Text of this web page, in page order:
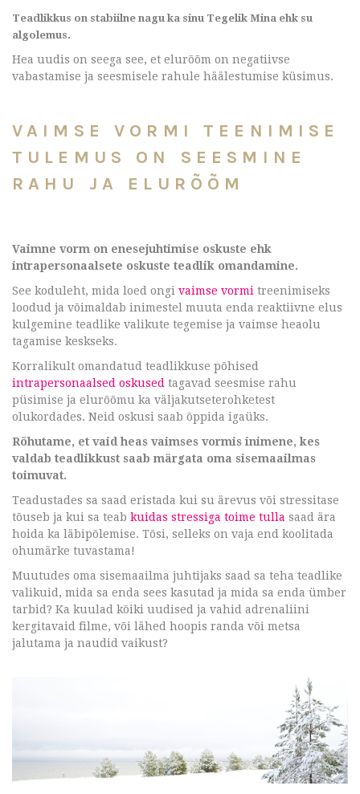
Teadlikkus on stabiilne nagu ka sinu Tegelik Mina ehk su
algolemus.
Hea uudis on seega see, et elurõõm on negatiivse
vabastamise ja seesmisele rahule häälestumise küsimus.
VAIMSE VORMI TEENIMISE
TULEMUS ON SEESMINE
RAHU JA ELURÕÕM
Vaimne vorm on enesejuhtimise oskuste ehk
intrapersonaalsete oskuste teadlik omandamine.
See koduleht, mida loed ongi vaimse vormi treenimiseks
loodud ja võimaldab inimestel muuta enda reaktiivne elus
kulgemine teadlike valikute tegemise ja vaimse heaolu
tagamise keskseks.
Korralikult omandatud teadlikkuse põhised
intrapersonaalsed oskused tagavad seesmise rahu
püsimise ja elurõõmu ka väljakutseterohketest
olukordades. Neid oskusi saab õppida igaüks.
Rõhutame, et vaid heas vaimses vormis inimene, kes
valdab teadlikkust saab märgata oma sisemaailmas
toimuvat.
Teadustades sa saad eristada kui su ärevus või stressitase
tõuseb ja kui sa teab kuidas stressiga toime tulla saad ära
hoida ka läbipõlemise. Tõsi, selleks on vaja end koolitada
ohumärke tuvastama!
Muutudes oma sisemaailma juhtijaks saad sa teha teadlike
valikuid, mida sa enda sees kasutad ja mida sa enda ümber
tarbid? Ka kuulad kõiki uudised ja vahid adrenaliini
kergitavaid filme, või lähed hoopis randa või metsa
jalutama ja naudid vaikust?